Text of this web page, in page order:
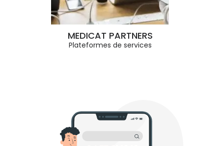
MEDICAT PARTNERS
Plateformes de services